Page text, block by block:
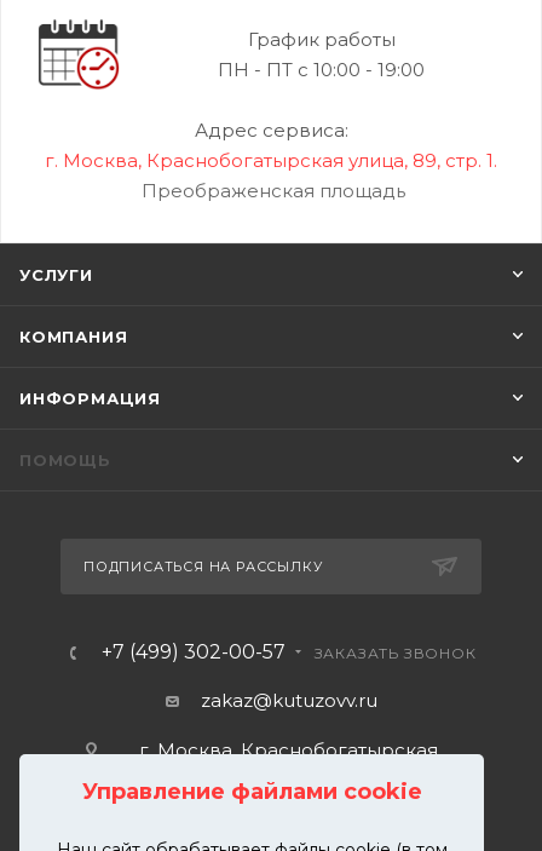
Управление файлами cookie
График работы
ПН - ПТ с 10:00 - 19:00
Адрес сервиса:
г. Москва, Краснобогатырская улица, 89, стр. 1.
Преображенская площадь
УСЛУГИ
КОМПАНИЯ
ИНФОРМАЦИЯ
ПОМОЩЬ
ПОДПИСАТЬСЯ НА РАССЫЛКУ
+7 (499) 302-00-57 ЗАКАЗАТЬ ЗВОНОК
zakaz@kutuzovv.ru
г. Москва, Краснобогатырская